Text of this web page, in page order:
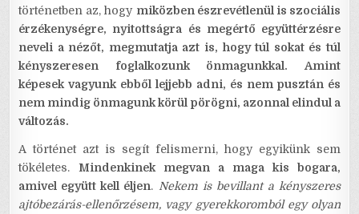
történetben az, hogy miközben észrevétlenül is szociális
érzékenységre, nyitottságra és megértő együttérzésre
neveli a nézőt, megmutatja azt is, hogy túl sokat és túl
kényszeresen foglalkozunk önmagunkkal. Amint
képesek vagyunk ebből lejjebb adni, és nem pusztán és
nem mindig önmagunk körül pörögni, azonnal elindul a
változás.
A történet azt is segít felismerni, hogy egyikünk sem
tökéletes.Mindenkinek megvan a maga kis bogara,
amivel együtt kell éljen. Nekem is bevillant a kényszeres
ajtóbezárás-ellenőrzésem, vagy gyerekkoromból egy olyan